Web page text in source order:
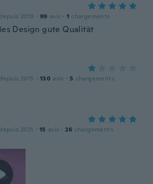
2019 · 99 avis · 1 chargements
Design gute Qualität
2015 · 130 avis · 5 chargements
2021 · 15 avis · 26 chargements